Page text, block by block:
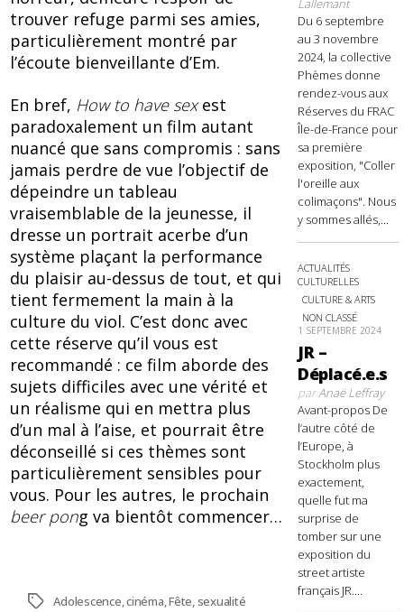
trouver refuge parmi ses amies,
particulièrement montré par
l’écoute bienveillante d’Em.
En bref, How to have sexest
paradoxalement un film autant
nuancé que sans compromis : sans
jamais perdre de vue l’objectif de
dépeindre un tableau
vraisemblable de la jeunesse, il
dresse un portrait acerbe d’un
système plaçant la performance
du plaisir au-dessus de tout, et qui
tient fermement la main à la
culture du viol. C’est donc avec
cette réserve qu’il vous est
recommandé : ce film aborde des
sujets difficiles avec une vérité et
un réalisme qui en mettra plus
d’un mal à l’aise, et pourrait être
déconseillé si ces thèmes sont
particulièrement sensibles pour
vous. Pour les autres, le prochain
beer pong va bientôt commencer…
Étiquettes
Adolescence,cinéma,Fête,sexualité
Lallemant
Du 6 septembre
au 3 novembre
2024, la collective
Phèmes donne
rendez-vous aux
Réserves du FRAC
Île-de-France pour
sa première
exposition, "Coller
l'oreille aux
colimaçons". Nous
y sommes allés,...
ACTUALITÉS
CULTURELLES
CULTURE & ARTS
NON CLASSÉ
1 SEPTEMBRE 2024
JR –
Déplacé.e.s
parAnaë Leffray
Avant-propos De
l’autre côté de
l’Europe, à
Stockholm plus
exactement,
quelle fut ma
surprise de
tomber sur une
exposition du
street artiste
français JR....